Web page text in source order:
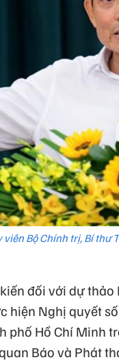
Bộ Chính trị, Bí thư
đối với dự
hiện Nghị quyết
phố Hồ Chí Minh
Báo và Phát